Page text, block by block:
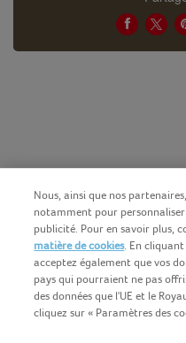
Nous, ainsi que nos
notamment pour
publicité. Pour en savoir plus,
matière de cookies. En cliquant
acceptez également que vos
pays qui pourraient ne pas
des données que l'UE et le
cliquez sur « Paramètres des